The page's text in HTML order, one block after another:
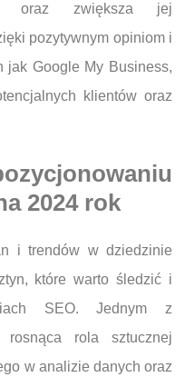
oraz zwiększa jej
pozytywnym opiniom i
jak Google My Business,
klientów oraz
2024 rok
i trendów w dziedzinie
które warto śledzić i
SEO. Jednym z
rosnąca rola sztucznej
w analizie danych oraz